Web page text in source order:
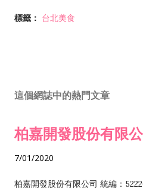
標籤： 台北美食
這個網誌中的熱門文章
柏嘉開發股份有限
7/01/2020
柏嘉開發股份有限公司 統編：